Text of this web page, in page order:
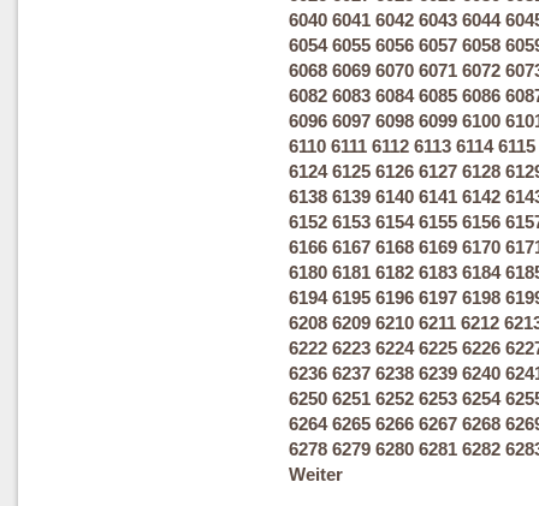
6040 6041 6042 6043 6044
6054 6055 6056 6057 6058
6068 6069 6070 6071 6072
6082 6083 6084 6085 6086
6096 6097 6098 6099 6100
6110 6111 6112 6113 6114 6115
6124 6125 6126 6127 6128
6138 6139 6140 6141 6142
6152 6153 6154 6155 6156
6166 6167 6168 6169 6170
6180 6181 6182 6183 6184
6194 6195 6196 6197 6198
6208 6209 6210 6211 6212
6222 6223 6224 6225 6226
6236 6237 6238 6239 6240
6250 6251 6252 6253 6254
6264 6265 6266 6267 6268
6278 6279 6280 6281 6282
Weiter